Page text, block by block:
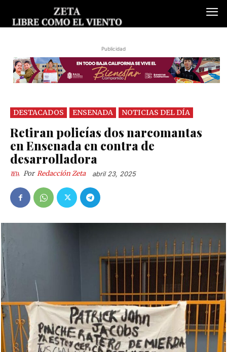
Publicidad
DESTACADOS ENSENADA NOTICIAS DEL DÍA
Retiran policías dos narcomantas
en Ensenada en contra de
desarrolladora
Por Redacción Zeta abril 23, 2025